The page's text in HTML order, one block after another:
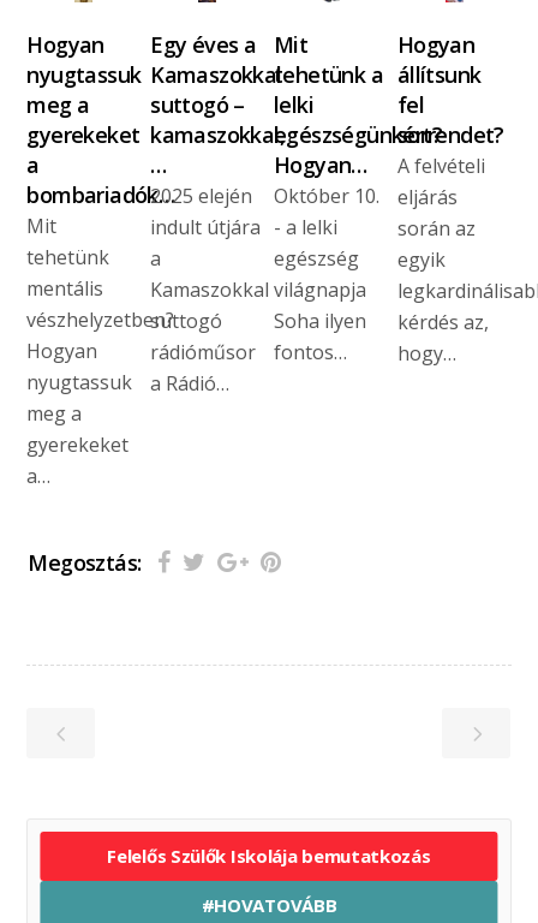
Hogyan
nyugtassuk
meg a
gyerekeket
a
bombariadók…
Mit
tehetünk
mentális
vészhelyzetben?
Hogyan
nyugtassuk
meg a
gyerekeket
a…
Egy éves a
Kamaszokkal
suttogó –
kamaszokkal,
…
2025 elején
indult útjára
a
Kamaszokkal
suttogó
rádióműsor
a Rádió…
Mit
tehetünk a
lelki
egészségünkért?
Hogyan…
Október 10.
- a lelki
egészség
világnapja
Soha ilyen
fontos…
Hogyan
állítsunk
fel
sorrendet?
A felvételi
eljárás
során az
egyik
kérdés az,
hogy…
Megosztás:
Felelős Szülők Iskolája bemutatkozás
#HOVATOVÁBB